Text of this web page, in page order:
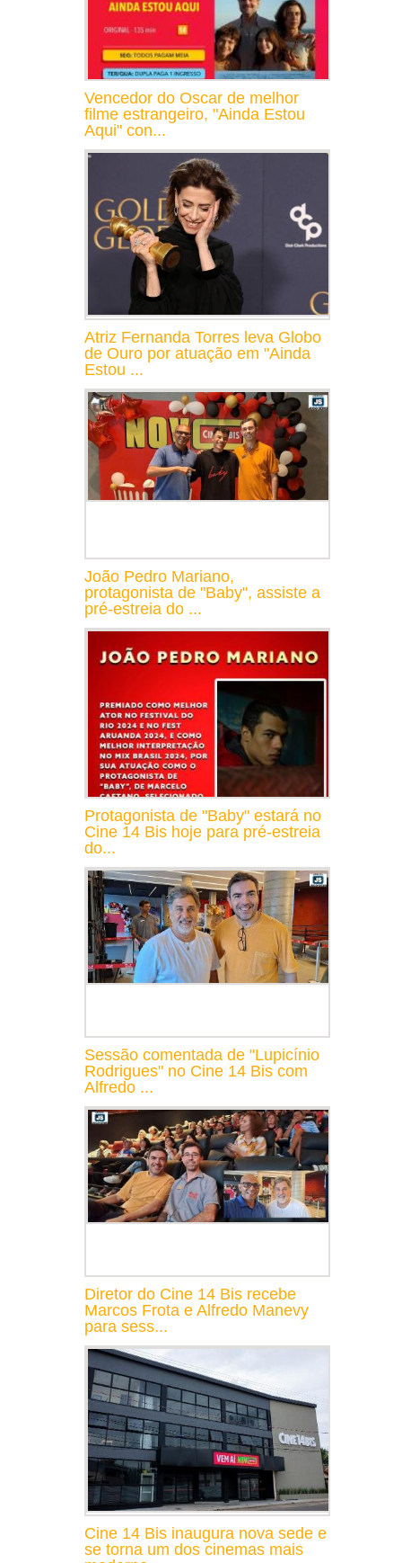
Vencedor do Oscar de melhor
filme estrangeiro, "Ainda Estou
Aqui" con...
Atriz Fernanda Torres leva Globo
de Ouro por atuação em "Ainda
Estou ...
João Pedro Mariano,
protagonista de "Baby", assiste a
pré-estreia do ...
Protagonista de "Baby" estará no
Cine 14 Bis hoje para pré-estreia
do...
Sessão comentada de "Lupicínio
Rodrigues" no Cine 14 Bis com
Alfredo ...
Diretor do Cine 14 Bis recebe
Marcos Frota e Alfredo Manevy
para sess...
Cine 14 Bis inaugura nova sede e
se torna um dos cinemas mais